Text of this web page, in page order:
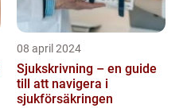
08 april 2024
Sjukskrivning – en guide
till att navigera i
sjukförsäkringen